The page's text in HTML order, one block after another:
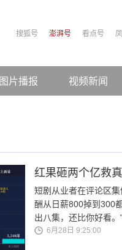
搜狐号 澎湃号 看点号
图片播报 视频新闻
红果砸两个亿救
短剧从业者在评论区
酬从日薪800掉到300
出八集，还比你好看。
6月28日 9:25:00